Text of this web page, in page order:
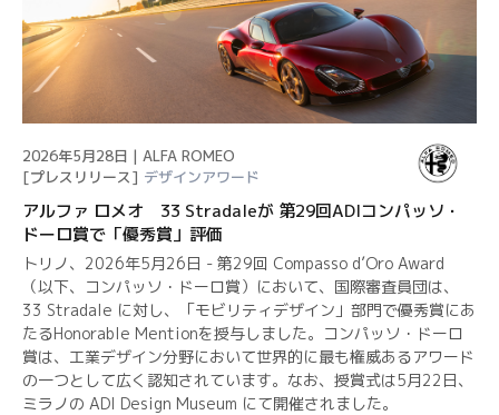
2026年5月28日 | ALFA ROMEO
[プレスリリース] デザインアワード
アルファ ロメオ 33 Stradaleが 第29回ADIコンパッソ・
ドーロ賞で「優秀賞」評価
トリノ、2026年5月26日 - 第29回 Compasso d’Oro Award
（以下、コンパッソ・ドーロ賞）において、国際審査員団は、
33 Stradale に対し、「モビリティデザイン」部門で優秀賞にあ
たるHonorable Mentionを授与しました。コンパッソ・ドーロ
賞は、工業デザイン分野において世界的に最も権威あるアワード
の一つとして広く認知されています。なお、授賞式は5月22日、
ミラノの ADI Design Museum にて開催されました。